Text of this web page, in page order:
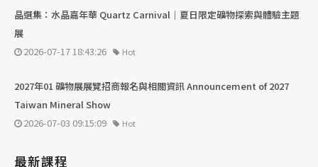
晶選集：水晶嘉年華 Quartz Carnival｜夏日限定礦物探索與體驗主題
展
2026-07-17 18:43:26
Hot
2027年01 礦物展展覽招商報名與相關資訊 Announcement of 2027
Taiwan Mineral Show
2026-07-03 09:15:09
Hot
最新課程